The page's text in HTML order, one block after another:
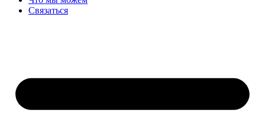
Связаться